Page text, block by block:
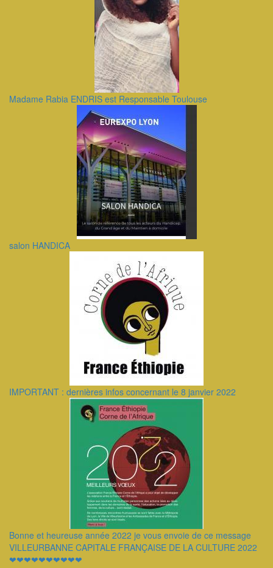
Madame Rabia ENDRIS est Responsable Toulouse
salon HANDICA
IMPORTANT : dernières infos concernant le 8 janvier 2022
Bonne et heureuse année 2022 je vous envoie de ce message
VILLEURBANNE CAPITALE FRANÇAISE DE LA CULTURE 2022
❤❤❤❤❤❤❤❤❤❤